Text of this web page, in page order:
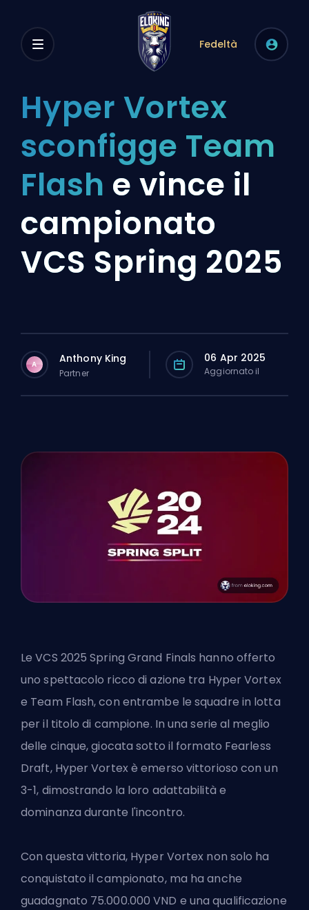
Fedeltà
Hyper Vortex
sconfigge Team
Flash e vince il
campionato
VCS Spring 2025
A Anthony King
Partner
06 Apr 2025
Aggiornato il
LeVCS 2025 Spring Grand Finals hanno offerto
uno spettacolo ricco di azione tra Hyper Vortex
e Team Flash, con entrambe le squadre in lotta
per il titolo di campione. In una serie al meglio
delle cinque, giocata sotto il formato Fearless
Draft, Hyper Vortex è emerso vittorioso con un
3-1, dimostrando la loro adattabilità e
dominanza durante l'incontro.
Con questa vittoria, Hyper Vortex non solo ha
conquistato il campionato, ma ha anche
guadagnato 75.000.000 VND e una qualificazione